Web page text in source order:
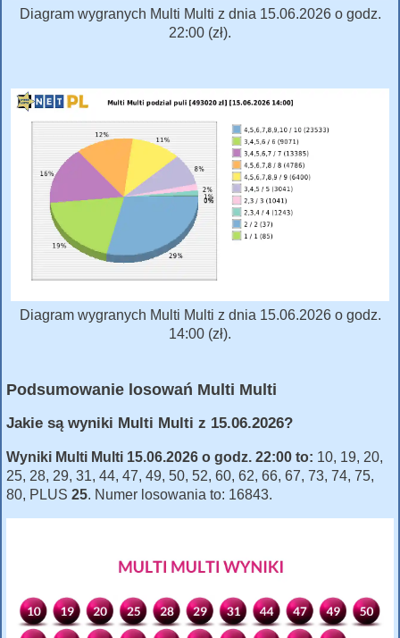
Diagram wygranych Multi Multi z dnia 15.06.2026 o godz.
22:00 (zł).
Diagram wygranych Multi Multi z dnia 15.06.2026 o godz.
14:00 (zł).
Podsumowanie losowań Multi Multi
Jakie są wyniki Multi Multi z 15.06.2026?
Wyniki Multi Multi 15.06.2026 o godz. 22:00 to: 10, 19, 20,
25, 28, 29, 31, 44, 47, 49, 50, 52, 60, 62, 66, 67, 73, 74, 75,
80, PLUS 25. Numer losowania to: 16843.